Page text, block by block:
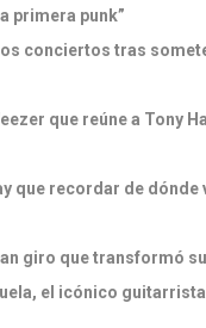
primera punk”
conciertos tras
que reúne a Tony
que recordar de dónde
giro que transformó
el icónico